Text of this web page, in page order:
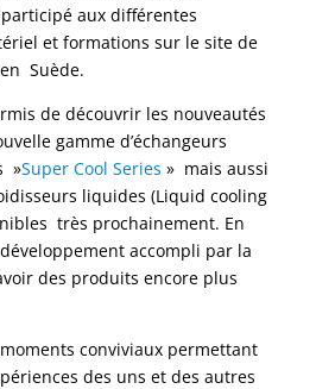
aux différentes
et formations sur le site de
Suède.
de découvrir les nouveautés
gamme d’échangeurs
»Super Cool Series » mais aussi
liquides (Liquid cooling
très prochainement. En
accompli par la
des produits encore plus
conviviaux permettant
des uns et des autres